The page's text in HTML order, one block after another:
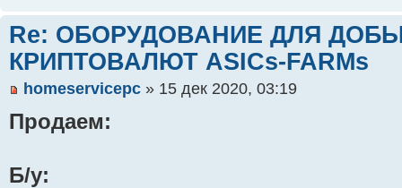
Re: ОБОРУДОВАНИЕ ДЛЯ
КРИПТОВАЛЮТ ASICs-FARMs
homeservicepc » 15 дек 2020, 03:19
Продаем:
Б/у: